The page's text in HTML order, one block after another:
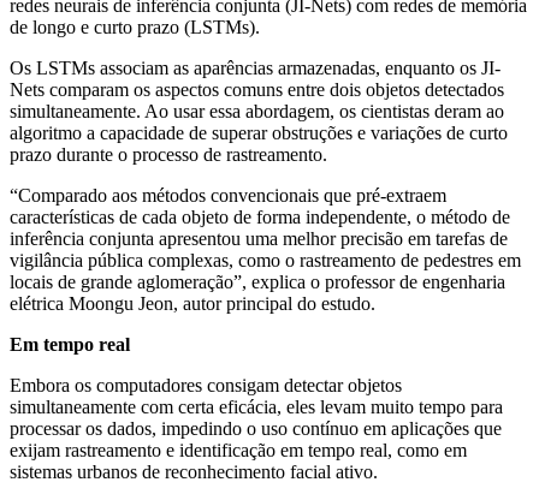
redes neurais de inferência conjunta (JI-Nets) com redes de memória
de longo e curto prazo (LSTMs).
Os LSTMs associam as aparências armazenadas, enquanto os JI-
Nets comparam os aspectos comuns entre dois objetos detectados
simultaneamente. Ao usar essa abordagem, os cientistas deram ao
algoritmo a capacidade de superar obstruções e variações de curto
prazo durante o processo de rastreamento.
“Comparado aos métodos convencionais que pré-extraem
características de cada objeto de forma independente, o método de
inferência conjunta apresentou uma melhor precisão em tarefas de
vigilância pública complexas, como o rastreamento de pedestres em
locais de grande aglomeração”, explica o professor de engenharia
elétrica Moongu Jeon, autor principal do estudo.
Em tempo real
Embora os computadores consigam detectar objetos
simultaneamente com certa eficácia, eles levam muito tempo para
processar os dados, impedindo o uso contínuo em aplicações que
exijam rastreamento e identificação em tempo real, como em
sistemas urbanos de reconhecimento facial ativo.